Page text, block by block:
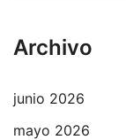
Archivo
junio 2026
mayo 2026